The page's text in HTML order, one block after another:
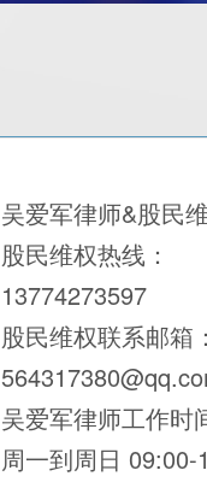
吴爱军律师&股民
股民维权热线：
13774273597
股民维权联系邮箱
吴爱军律师工作时
周一到周日 09:00-